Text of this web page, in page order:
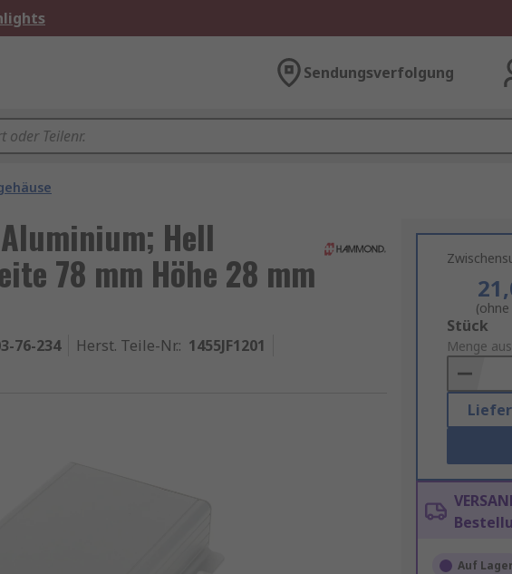
Sendungsverfolgung
Hell
78 mm Höhe 28 mm
76-234 Herst. Teile-Nr.: 1455JF1201
Add
to
Basket
Stück
Menge
Auf Lager